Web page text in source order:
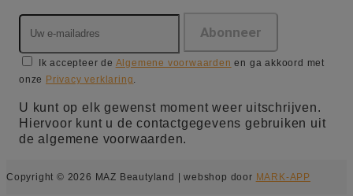
Ik accepteer de Algemene voorwaarden en ga akkoord met
onze Privacy verklaring
U kunt op elk gewenst moment weer uitschrijven.
Hiervoor kunt u de contactgegevens gebruiken uit
de algemene voorwaarden.
Copyright © 2026 MAZ Beautyland | webshop door MARK-APP